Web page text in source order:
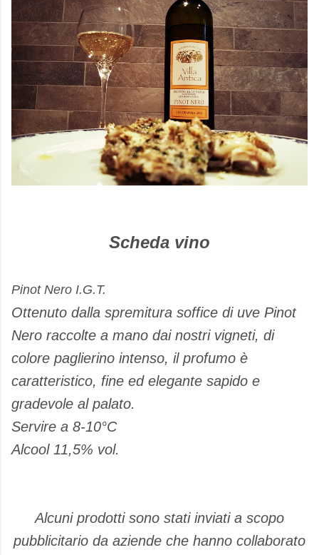
Scheda vino
Pinot Nero I.G.T.
Ottenuto dalla spremitura soffice di uve Pinot
Nero raccolte a mano dai nostri vigneti, di
colore paglierino intenso, il profumo è
caratteristico, fine ed elegante sapido e
gradevole al palato.
Servire a 8-10°C
Alcool 11,5% vol.
Alcuni prodotti sono stati inviati a scopo
pubblicitario da aziende che hanno collaborato